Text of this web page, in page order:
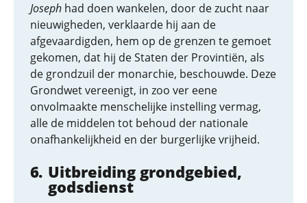
Joseph had doen wankelen, door de zucht naar
nieuwigheden, verklaarde hij aan de
afgevaardigden, hem op de grenzen te gemoet
gekomen, dat hij de Staten der Provintiën, als
de grondzuil der monarchie, beschouwde. Deze
Grondwet vereenigt, in zoo ver eene
onvolmaakte menschelijke instelling vermag,
alle de middelen tot behoud der nationale
onafhankelijkheid en der burgerlijke vrijheid.
Uitbreiding grondgebied,
godsdienst